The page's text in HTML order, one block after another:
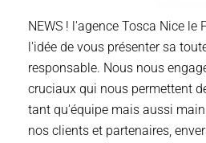
NEWS ! l'agence Tosca Nice le
l'idée de vous présenter sa
responsable. Nous nous
cruciaux qui nous permettent
tant qu'équipe mais aussi
nos clients et partenaires,